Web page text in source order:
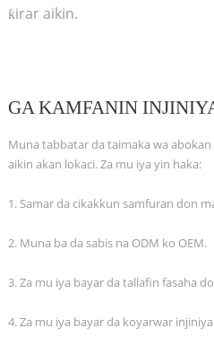
ƙirar aikin.
GA KAMFANIN
Muna tabbatar da taimaka wa
aikin akan lokaci. Za mu iya yin haka:
1. Samar da cikakkun samfuran don
2. Muna ba da sabis na ODM ko OEM.
3. Za mu iya bayar da tallafin fasaha
4. Za mu iya bayar da koyarwar